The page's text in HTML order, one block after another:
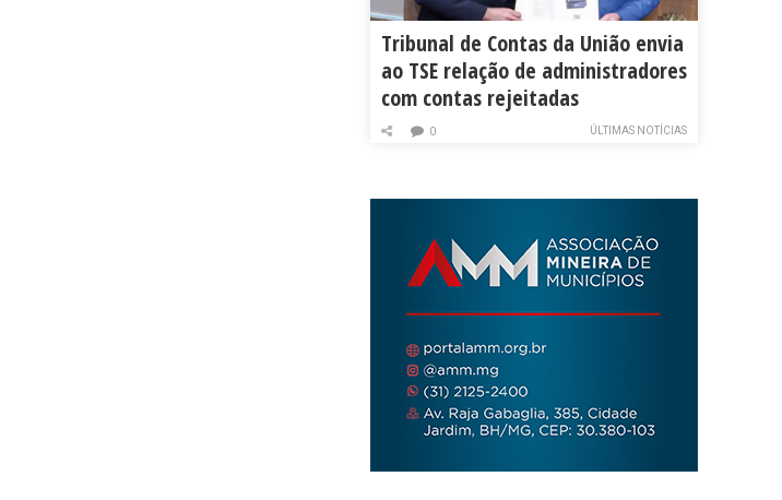
Tribunal de Contas da União envia
ao TSE relação de administradores
com contas rejeitadas
ÚLTIMAS NOTÍCIAS
0